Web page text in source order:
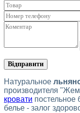
Відправити
Натуральное
производителя
кровати постельное
белье - залог